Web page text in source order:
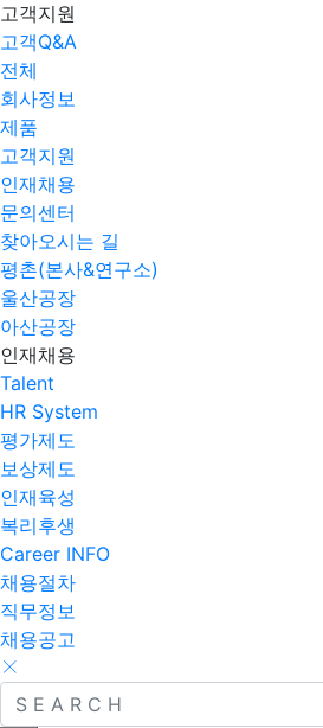
고객지원
고객Q&A
전체
회사정보
제품
고객지원
인재채용
문의센터
찾아오시는 길
평촌(본사&연구소)
울산공장
아산공장
인재채용
Talent
HR System
평가제도
보상제도
인재육성
복리후생
Career INFO
채용절차
직무정보
채용공고